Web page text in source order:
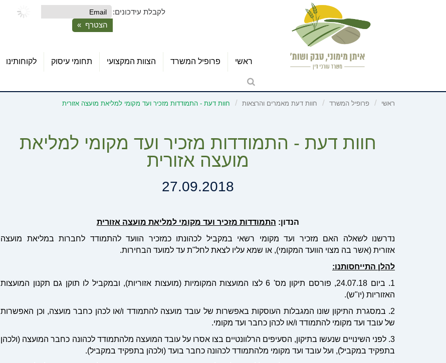
לקבלת עידכונים:
ראשי פרופיל המשרד הצוות המקצועי תחומי עיסוק לקוחותינו
ראשי פרופיל המשרד חוות דעת מאמרים והרצאות חוות דעת - התמודדות מזכיר ועד מקומי למליאת מועצה אזורית
חוות דעת - התמודדות מזכיר ועד מקומי למליאת
מועצה אזורית
27.09.2018
הנדון: התמודדות מזכיר ועד מקומי למליאת מועצה אזורית
נדרשנו לשאלה האם מזכיר ועד מקומי רשאי במקביל לכהונתו כמזכיר הוועד להתמודד לחברות במליאת מועצה
אזורית (אשר בה מצוי הוועד המקומי), או שמא עליו לצאת לחל"ת עד למועד הבחירות.
להלן התייחסותנו:
1. ביום 24.07.18, פורסם תיקון מס' 6 לצו המועצות המקומיות (מועצות אזוריות), ובמקביל לו תוקן גם תקנון המועצות
האזוריות (יו"ש).
2. במסגרת התיקון שונו המגבלות העוסקות באפשרות של עובד מועצה להתמודד ו/או לכהן כחבר מועצה, וכן האפשרות
של עובד ועד מקומי להתמודד ו/או לכהן כחבר ועד מקומי.
3. לפני השינויים שנעשו בתיקון, הסעיפים הרלוונטיים בצו אסרו על עובד המועצה מלהתמודד לכהונה כחבר המועצה (ולכהן
בתפקיד במקביל), ועל עובד ועד מקומי מלהתמודד לכהונה כחבר בועד (ולכהן בתפקיד במקביל).